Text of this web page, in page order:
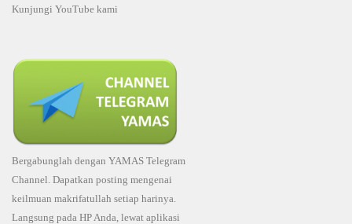
Kunjungi YouTube kami
Bergabunglah dengan YAMAS Telegram
Channel. Dapatkan posting mengenai
keilmuan makrifatullah setiap harinya.
Langsung pada HP Anda, lewat aplikasi